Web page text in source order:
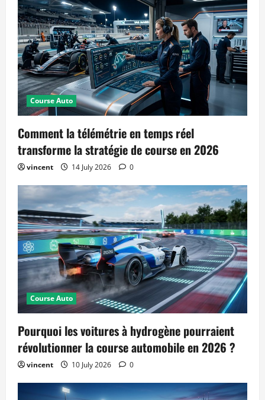
Course Auto
Comment la télémétrie en temps réel
transforme la stratégie de course en 2026
vincent 14 July 2026 0
Course Auto
Pourquoi les voitures à hydrogène pourraient
révolutionner la course automobile en 2026 ?
vincent 10 July 2026 0